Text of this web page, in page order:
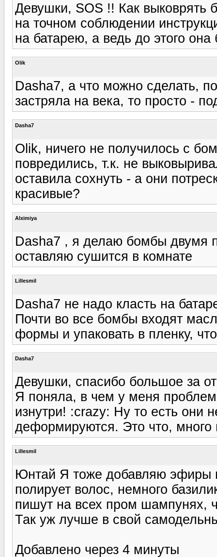
Девушки, SOS !! Как
на точном соблюдении
на батарею, а ведь до этого
Olik
Dasha7, а что можно сделать,
застряла на века, то просто -
Dasha7
Olik, ничего не получилось с
повредились, т.к. не
оставила сохнуть - а они
красивые?
Alximiya
Dasha7 , я делаю бомбы двумя
оставляю сушится в комнате
Lillesmil
Dasha7 не надо класть на
Почти во все бомбы входят
формы и упаковать в пленку,
Dasha7
Девушки, спасибо большое за
Я поняла, в чем у меня
изнутри! :crazy: Ну то есть они
деформируются. Это что,
Lillesmil
Юнтай Я тоже добавляю эфиры
полирует волос, немного
пишут на всех пром шампунях,
Так уж лучше в свой
Добавлено через 4 минуты